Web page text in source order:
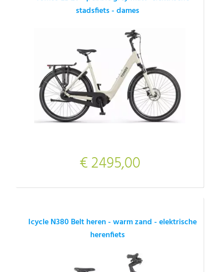
stadsfiets - dames
€ 2495,00
Icycle N380 Belt heren - warm zand - elektrische
herenfiets